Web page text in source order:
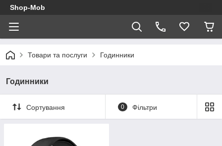
Shop-Mob
Товари та послуги Годинники
Годинники
Сортування 0 Фільтри